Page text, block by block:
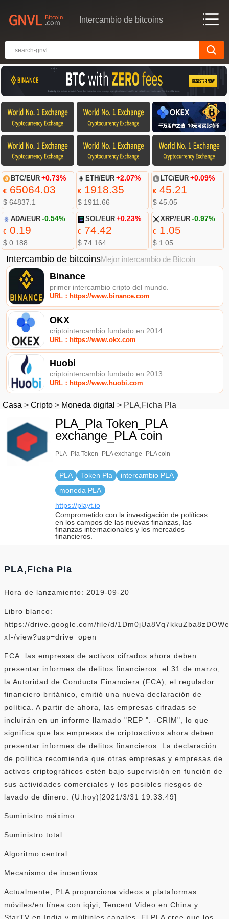
Intercambio de bitcoins
BTC/EUR +0.73%
€65064.03
$ 64837.1
ETH/EUR +2.07%
€ 1918.35
$ 1911.66
LTC/EUR +0.09%
€45.21
$ 45.05
ADA/EUR -0.54%
€0.19
$ 0.188
SOL/EUR +0.23%
€ 74.42
$ 74.164
XRP/EUR -0.97%
€1.05
$ 1.05
Intercambio de bitcoinsMejor intercambio de Bitcoin
Binance
primer intercambio cripto del mundo.
URL：https://www.binance.com
OKX
criptointercambio fundado en 2014.
URL：https://www.okx.com
Huobi
criptointercambio fundado en 2013.
URL：https://www.huobi.com
Casa > Cripto > Moneda digital > PLA,Ficha Pla
PLA_Pla Token_PLA
exchange_PLA coin
PLA_Pla Token_PLA exchange_PLA coin
PLA Token Pla
intercambio PLA
moneda PLA
https://playt.io
Comprometido con la investigación de políticas
en los campos de las nuevas finanzas, las
finanzas internacionales y los mercados
financieros.
PLA,Ficha Pla
Hora de lanzamiento: 2019-09-20
Libro blanco:
https://drive.google.com/file/d/
xI-/view?usp=drive_open
FCA: las empresas de activos cifrados ahora deben
presentar informes de delitos financieros: el 31 de marzo,
la Autoridad de Conducta Financiera (FCA), el regulador
financiero británico, emitió una nueva declaración de
política. A partir de ahora, las empresas cifradas se
incluirán en un informe llamado "REP ". -CRIM", lo que
significa que las empresas de criptoactivos ahora deben
presentar informes de delitos financieros. La declaración
de política recomienda que otras empresas y empresas de
activos criptográficos estén bajo supervisión en función de
sus actividades comerciales y los posibles riesgos de
lavado de dinero. (U.hoy)[2021/3/31 19:33:49]
Suministro máximo:
Suministro total:
Algoritmo central:
Mecanismo de incentivos:
Actualmente, PLA proporciona videos a plataformas
móviles/en línea con iqiyi, Tencent Video en China y